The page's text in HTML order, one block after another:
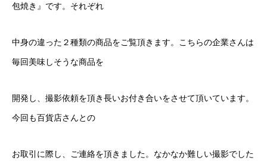
包焼き』です。それぞれ
中身の違った２種類の商品をご覧頂きます。こちらの企業さんは
毎回美味しそうな商品を
開発し、撮影依頼を頂き長いお付き合いをさせて頂いています。
今回も百貨店さんとの
お取引に際し、ご連絡を頂きました。なかなか難しい撮影でした